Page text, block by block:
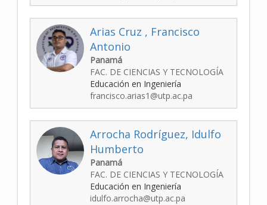
Arias Cruz , Francisco
Antonio
Panamá
FAC. DE CIENCIAS Y TECNOLOGÍA
Educación en Ingeniería
francisco.arias1@utp.ac.pa
Arrocha Rodríguez, Idulfo
Humberto
Panamá
FAC. DE CIENCIAS Y TECNOLOGÍA
Educación en Ingeniería
idulfo.arrocha@utp.ac.pa